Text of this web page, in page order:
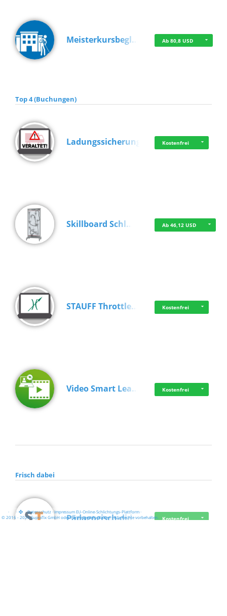
Meisterkursbegl… Ab 80,8 USD
Top 4 (Buchungen)
Ladungssicherung Kostenfrei
Skillboard Schl… Ab 46,12 USD
STAUFF Throttle… Kostenfrei
Video Smart Lea… Kostenfrei
Frisch dabei
Pädagogisch-did… Kostenfrei
· · ·Datenschutz·Impressum EU-Online-Schlichtungs-Plattform·
© 2016 - 2026 SupraTix GmbH oder Partnergesellschaften - Alle Rechte vorbehalten.